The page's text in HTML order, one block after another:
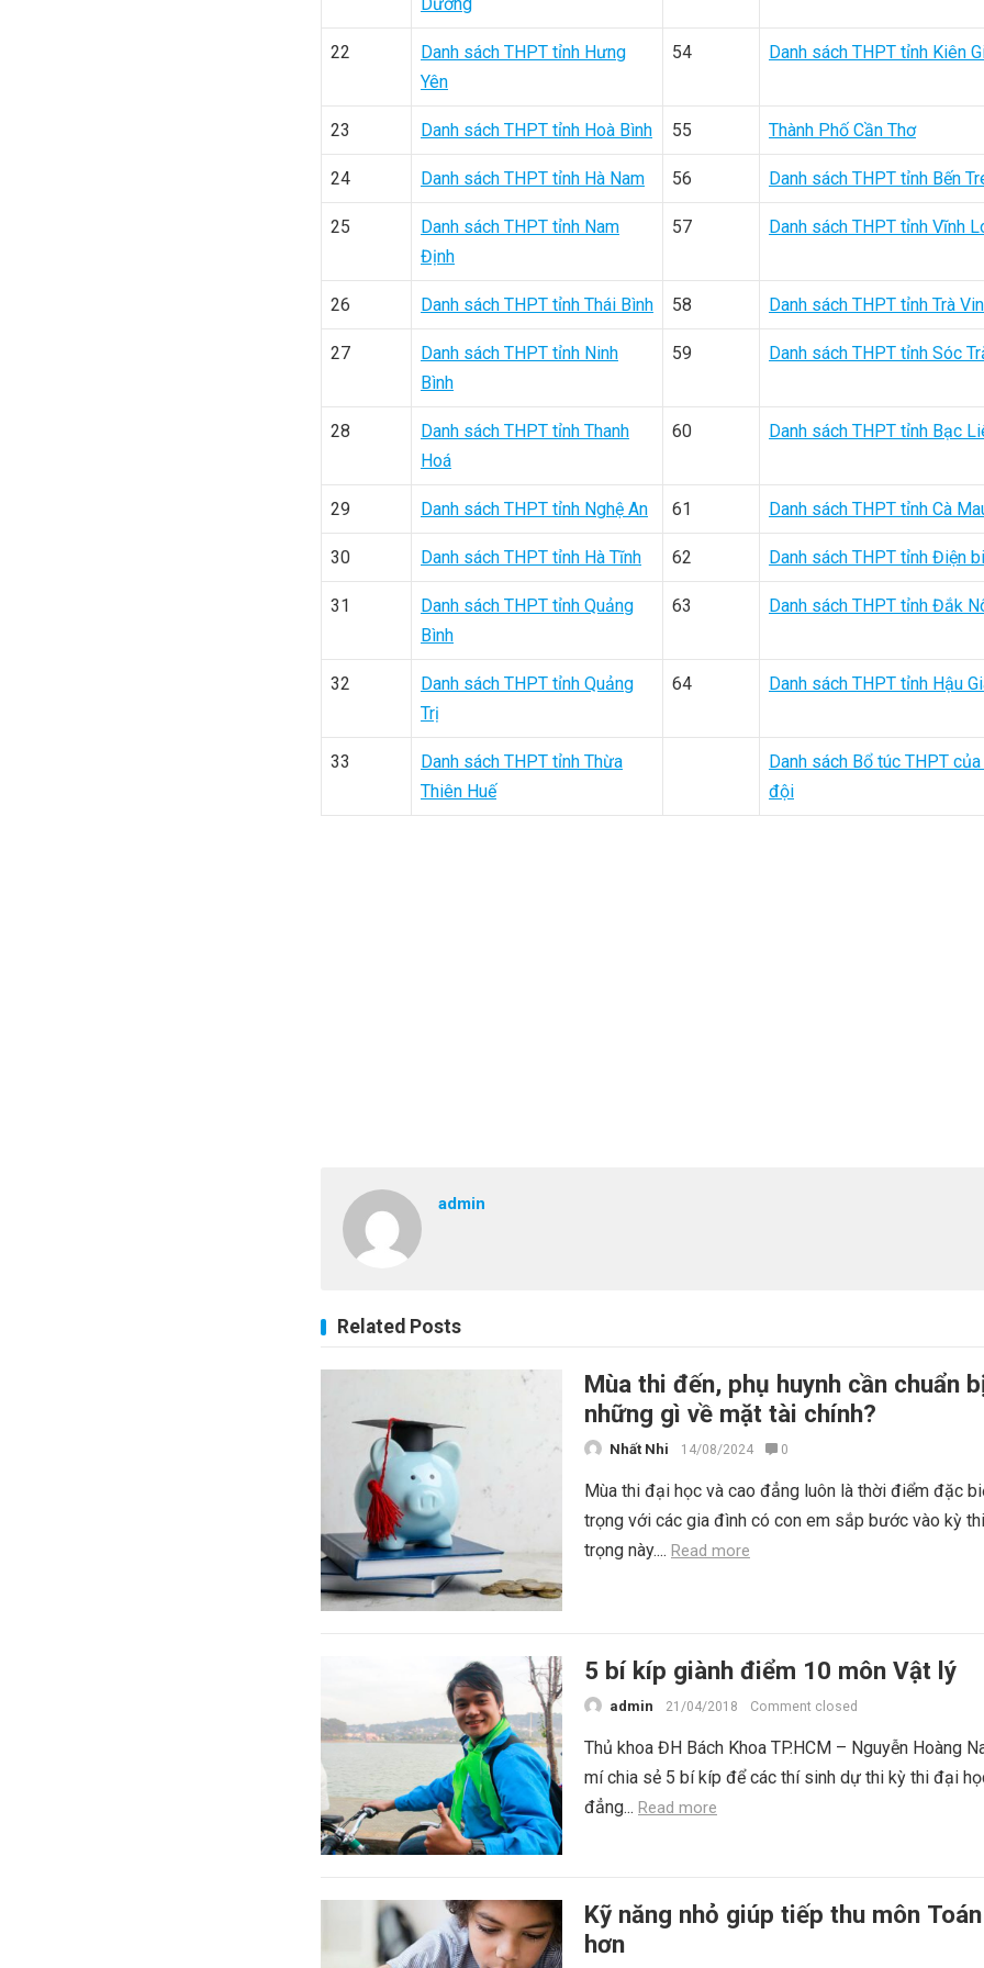
22
Danh sách THPT tỉnh Hưng
Yên
54 Danh sách THPT tỉnh Kiên
23 Danh sách THPT tỉnh Hoà Bình 55 Thành Phố Cần Thơ
24 Danh sách THPT tỉnh Hà Nam 56 Danh sách THPT tỉnh Bến
25
Danh sách THPT tỉnh Nam
Định
57 Danh sách THPT tỉnh Vĩnh
26 Danh sách THPT tỉnh Thái Bình 58 Danh sách THPT tỉnh Trà
27
Danh sách THPT tỉnh Ninh
Bình
59 Danh sách THPT tỉnh Sóc
28
Danh sách THPT tỉnh Thanh
Hoá
60 Danh sách THPT tỉnh Bạc
29 Danh sách THPT tỉnh Nghệ An 61 Danh sách THPT tỉnh Cà
30 Danh sách THPT tỉnh Hà Tĩnh 62 Danh sách THPT tỉnh Điện
31
Danh sách THPT tỉnh Quảng
Bình
63 Danh sách THPT tỉnh Đắk
32
Danh sách THPT tỉnh Quảng
Trị
64 Danh sách THPT tỉnh Hậu
33
Danh sách THPT tỉnh Thừa
Thiên Huế
Danh sách Bổ túc THPT của
đội
admin
Related Posts
Mùa thi đến, phụ huynh cần chuẩn
những gì về mặt tài chính?
Nhất Nhi 14/08/2024 0
Mùa thi đại học và cao đẳng luôn là thời điểm đặc
trọng với các gia đình có con em sắp bước vào kỳ
trọng này.... Read more
5 bí kíp giành điểm 10 môn Vật lý
admin 21/04/2018 Comment closed
Thủ khoa ĐH Bách Khoa TP.HCM – Nguyễn Hoàng
mí chia sẻ 5 bí kíp để các thí sinh dự thi kỳ thi đại
đẳng... Read more
Kỹ năng nhỏ giúp tiếp thu môn
hơn